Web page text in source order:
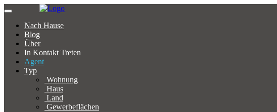
Nach Hause
Blog
Über
In Kontakt Treten
Agent
Typ
Wohnung
Haus
Land
Gewerbeflächen